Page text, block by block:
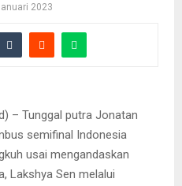
2023
– Tunggal putra Jonatan
semifinal Indonesia
usai mengandaskan
Lakshya Sen melalui